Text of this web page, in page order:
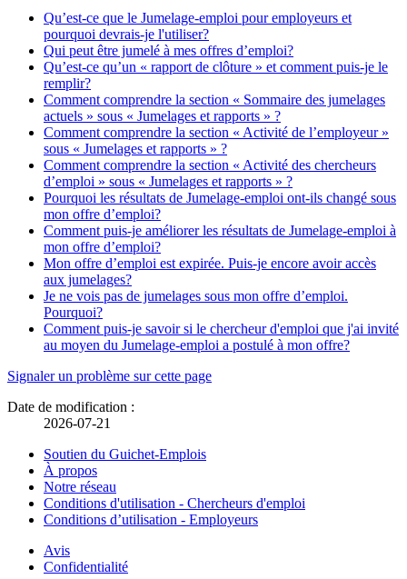
Qu’est-ce que le Jumelage-emploi pour employeurs et
pourquoi devrais-je l'utiliser?
Qui peut être jumelé à mes offres d’emploi?
Qu’est-ce qu’un « rapport de clôture » et comment puis-je le
remplir?
Comment comprendre la section « Sommaire des jumelages
actuels » sous « Jumelages et rapports » ?
Comment comprendre la section « Activité de l’employeur »
sous « Jumelages et rapports » ?
Comment comprendre la section « Activité des chercheurs
d’emploi » sous « Jumelages et rapports » ?
Pourquoi les résultats de Jumelage-emploi ont-ils changé sous
mon offre d’emploi?
Comment puis-je améliorer les résultats de Jumelage-emploi à
mon offre d’emploi?
Mon offre d’emploi est expirée. Puis-je encore avoir accès
aux jumelages?
Je ne vois pas de jumelages sous mon offre d’emploi.
Pourquoi?
Comment puis-je savoir si le chercheur d'emploi que j'ai invité
au moyen du Jumelage-emploi a postulé à mon offre?
Détails
de
page
Signaler un problème sur cette page
Date de modification :
2026-07-21
Liens
connexes
Soutien du Guichet-Emplois
À propos
Notre réseau
Conditions d'utilisation - Chercheurs d'emploi
Conditions d’utilisation - Employeurs
Organisation
Avis
lien
Confidentialité